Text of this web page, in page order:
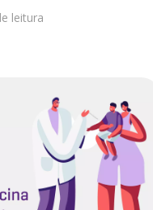
leitura